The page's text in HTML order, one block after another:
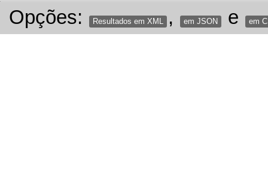
Opções: Resultados em XML , em JSON e em